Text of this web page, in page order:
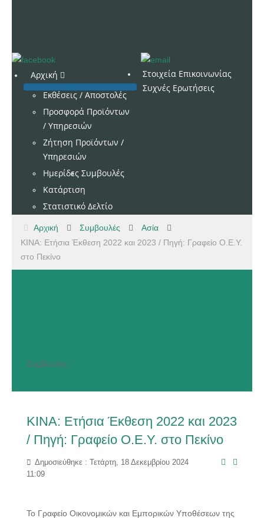
Αρχική
Εκθέσεις / Αποστολές
Προσφορά Προϊόντων
/ Υπηρεσιών
Ζήτηση Προϊόντων /
Υπηρεσιών
Ημερίδες Συμβουλές
Κατάρτιση
Στατιστικό Δελτίο
Στοιχεία Επικοινωνίας
Συχνές Ερωτήσεις
Αρχική Συμβουλές
Ασία
ΚΙΝΑ: Ετήσια Έκθεση 2022 και 2023 / Πηγή: Γραφείο Ο.Ε.Υ.
στο Πεκίνο
Συμβουλές
ΚΙΝΑ: Ετήσια Έκθεση 2022 και 2023
/ Πηγή: Γραφείο Ο.Ε.Υ. στο Πεκίνο
Δημοσιεύθηκε : Τετάρτη, 18 Δεκεμβρίου 2024
11:09
Το Γραφείο Οικονομικών και Εμπορικών Υποθέσεων της